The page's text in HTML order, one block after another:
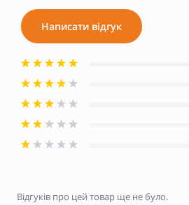
Написати відгук
Відгуків про цей товар ще не було.